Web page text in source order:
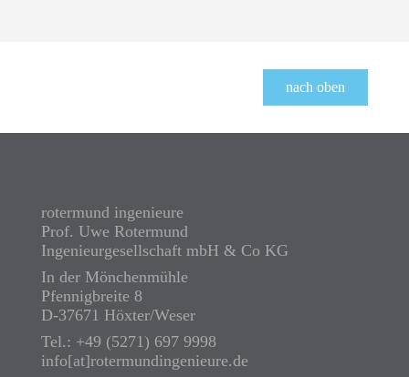
nach oben
rotermund ingenieure
Prof. Uwe Rotermund
Ingenieurgesellschaft mbH & Co KG
In der Mönchenmühle
Pfennigbreite 8
D-37671 Höxter/Weser
Tel.: +49 (5271) 697 9998
info[at]rotermundingenieure.de